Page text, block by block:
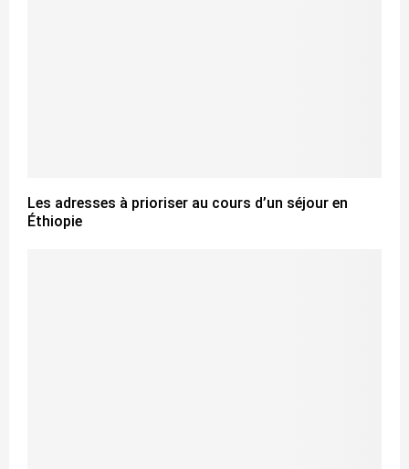
Les adresses à prioriser au cours d’un séjour en
Éthiopie